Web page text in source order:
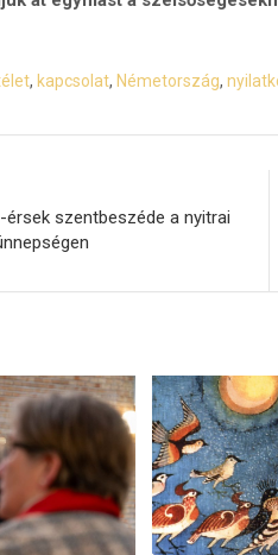
, kapcsolat, Németország,
szentbeszéde a nyitrai